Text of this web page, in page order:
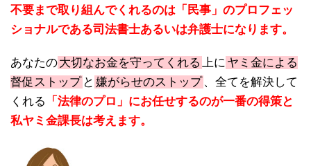
不要まで取り組んでくれるのは「民事」のプロフェッ
ショナルである司法書士あるいは弁護士になります。
あなたの大切なお金を守ってくれる 上に ヤミ金による
督促ストップ と 嫌がらせのストップ 、全てを解決して
くれる
「法律のプロ」にお任せするのが一番の得策と
私ヤミ金課長は考えます。